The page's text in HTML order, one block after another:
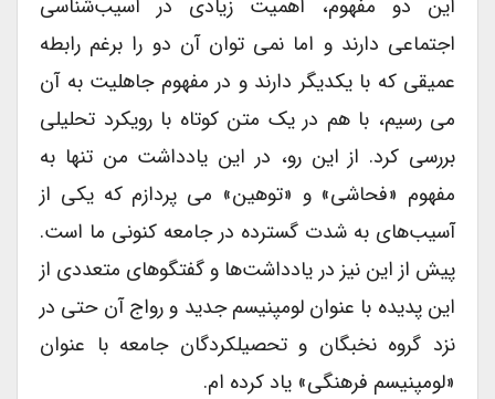
این دو مفهوم، اهمیت زیادی در آسیب‌شناسی
اجتماعی دارند و اما نمی توان آن دو را برغم رابطه
عمیقی که با یکدیگر دارند و در مفهوم جاهلیت به آن
می رسیم، با هم در یک متن کوتاه با رویکرد تحلیلی
بررسی کرد. از این رو، در این یادداشت من تنها به
مفهوم «فحاشی» و «توهین» می پردازم که یکی از
آسیب‌های به شدت گسترده در جامعه کنونی ما است.
پیش از این نیز در یادداشت‌ها و گفتگوهای متعددی از
این پدیده با عنوان لومپنیسم جدید و رواج آن حتی در
نزد گروه نخبگان و تحصیلکردگان جامعه با عنوان
«لومپنیسم فرهنگی» یاد کرده ام.